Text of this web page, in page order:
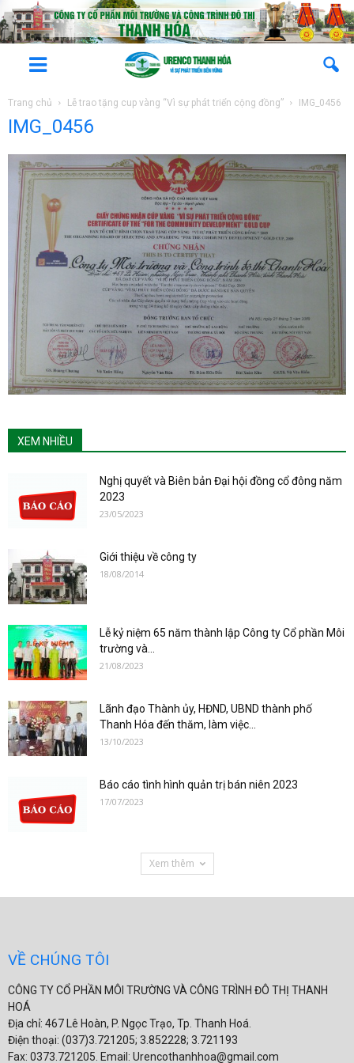
Trang chủ Lễ trao tặng cup vàng “Vì sự phát triển cộng đồng” IMG_0456
IMG_0456
XEM NHIỀU
Nghị quyết và Biên bản Đại hội đồng cổ đông năm
2023
23/05/2023
Giới thiệu về công ty
18/08/2014
Lễ kỷ niệm 65 năm thành lập Công ty Cổ phần Môi
trường và...
21/08/2023
Lãnh đạo Thành ủy, HĐND, UBND thành phố
Thanh Hóa đến thăm, làm việc...
13/10/2023
Báo cáo tình hình quản trị bán niên 2023
17/07/2023
Xem thêm
VỀ CHÚNG TÔI
CÔNG TY CỔ PHẦN MÔI TRƯỜNG VÀ CÔNG TRÌNH ĐÔ THỊ THANH
HOÁ
Địa chỉ: 467 Lê Hoàn, P. Ngọc Trạo, Tp. Thanh Hoá.
Điện thoại: (037)3.721205; 3.852228; 3.721193
Fax: 0373.721205. Email: Urencothanhhoa@gmail.com